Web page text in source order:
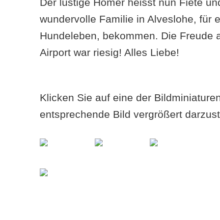
wundervolle Familie in Alveslohe, für
Hundeleben, bekommen. Die Freude
Airport war riesig! Alles Liebe!
Klicken Sie auf eine der
entsprechende Bild vergrößert